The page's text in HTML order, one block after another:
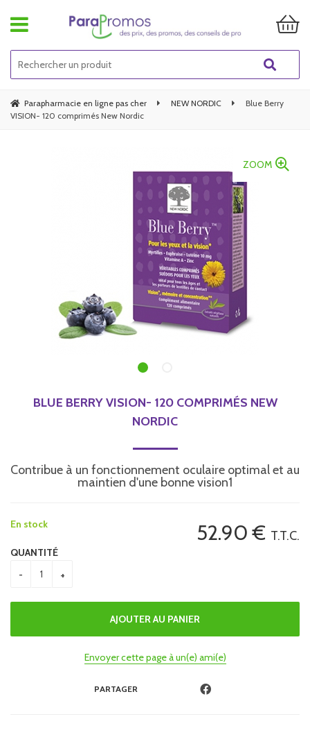
Parapharmacie en ligne pas cher NEW NORDIC
Blue Berry
VISION- 120 comprimés New Nordic
ZOOM
BLUE BERRY VISION- 120 COMPRIMÉS NEW
NORDIC
Contribue à un fonctionnement oculaire optimal et au
maintien d'une bonne vision1
52.90€ T.T.C.
En stock
QUANTITÉ
Envoyer cette page à un(e) ami(e)
PARTAGER